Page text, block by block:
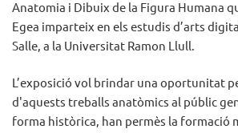
Anatomia i Dibuix de la Figura Humana
Egea imparteix en els estudis d’arts
Salle, a la Universitat Ramon Llull.
L’exposició vol brindar una oportunitat
d'aquests treballs anatòmics al públic
forma històrica, han permès la formació